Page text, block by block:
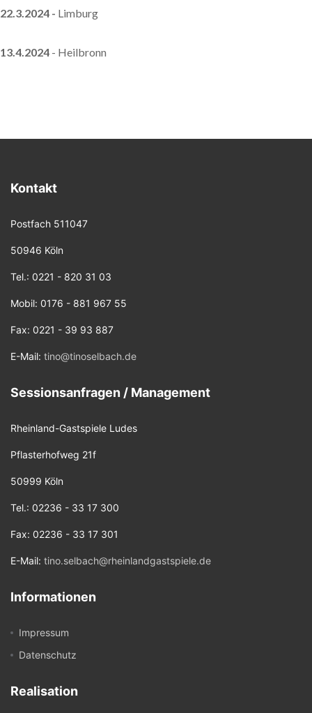
22.3.2024 - Limburg
13.4.2024 - Heilbronn
Kontakt
Postfach 511047
50946 Köln
Tel.: 0221 - 820 31 03
Mobil: 0176 - 881 967 55
Fax: 0221 - 39 93 887
E-Mail: tino@tinoselbach.de
Sessionsanfragen / Management
Rheinland-Gastspiele Ludes
Pflasterhofweg 21f
50999 Köln
Tel.: 02236 - 33 17 300
Fax: 02236 - 33 17 301
E-Mail: tino.selbach@rheinlandgastspiele.de
Informationen
Impressum
Datenschutz
Realisation